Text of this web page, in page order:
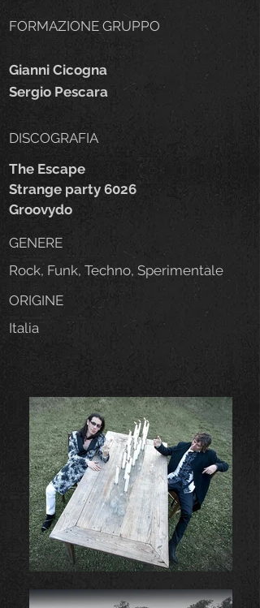
FORMAZIONE GRUPPO
Gianni Cicogna
Sergio Pescara
DISCOGRAFIA
The Escape
Strange party 6026
Groovydo
GENERE
Rock, Funk, Techno, Sperimentale
ORIGINE
Italia